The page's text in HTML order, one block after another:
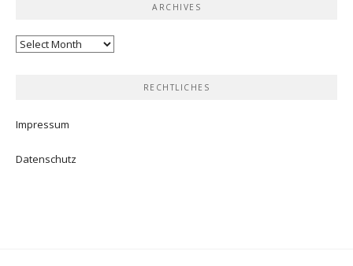
ARCHIVES
Archives
RECHTLICHES
Impressum
Datenschutz